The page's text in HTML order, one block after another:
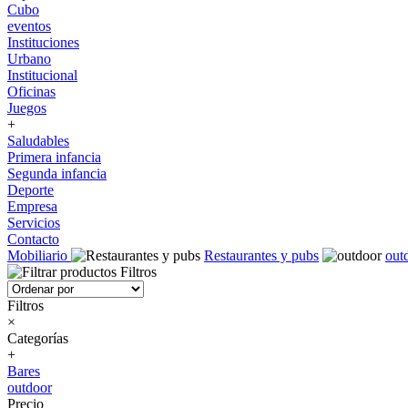
Cubo
eventos
Instituciones
Urbano
Institucional
Oficinas
Juegos
+
Saludables
Primera infancia
Segunda infancia
Deporte
Empresa
Servicios
Contacto
Mobiliario
Restaurantes y pubs
Filtros
Filtros
×
Categorías
+
Bares
outdoor
Precio